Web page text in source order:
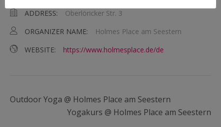
ADDRESS:
Oberlöricker Str. 3
ORGANIZER NAME:
Holmes Place am Seestern
WEBSITE:
https://www.holmesplace.de/de
Outdoor Yoga @ Holmes Place am Seestern
Yogakurs @ Holmes Place am Seestern